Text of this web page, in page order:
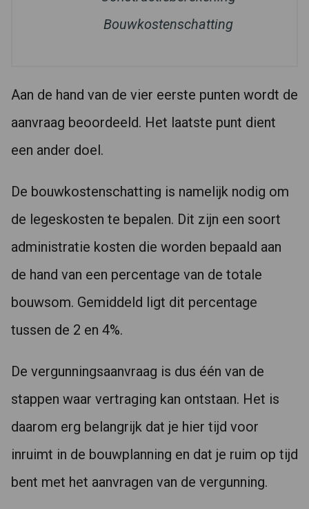
Bouwkostenschatting
Aan de hand van de vier eerste punten wordt de
aanvraag beoordeeld. Het laatste punt dient
een ander doel.
De bouwkostenschatting is namelijk nodig om
de legeskosten te bepalen. Dit zijn een soort
administratie kosten die worden bepaald aan
de hand van een percentage van de totale
bouwsom. Gemiddeld ligt dit percentage
tussen de 2 en 4%.
De vergunningsaanvraag is dus één van de
stappen waar vertraging kan ontstaan. Het is
daarom erg belangrijk dat je hier tijd voor
inruimt in de bouwplanning en dat je ruim op tijd
bent met het aanvragen van de vergunning.